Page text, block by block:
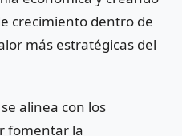
crecimiento dentro de
más estratégicas del
alinea con los
fomentar la